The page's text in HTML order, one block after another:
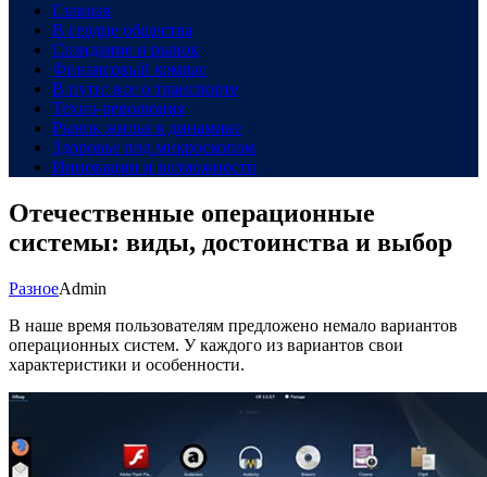
Главная
В сердце общества
Созидание и рынок
Финансовый компас
В пути: все о транспорте
Техно-революция
Рынок жилья в динамике
Здоровье под микроскопом
Инновации и возможности
Отечественные операционные
системы: виды, достоинства и выбор
РазноеAdmin
В наше время пользователям предложено немало вариантов
операционных систем. У каждого из вариантов свои
характеристики и особенности.